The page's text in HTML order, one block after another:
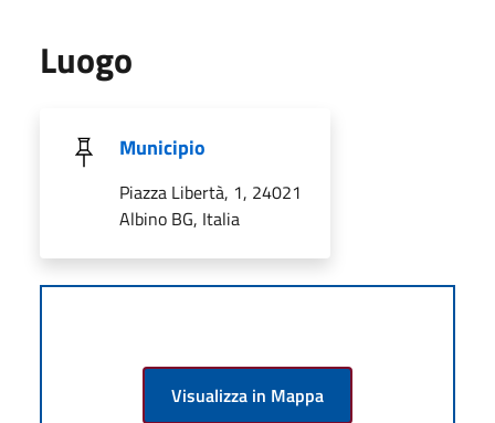
Luogo
Municipio
Piazza Libertà, 1, 24021
Albino BG, Italia
Visualizza in Mappa